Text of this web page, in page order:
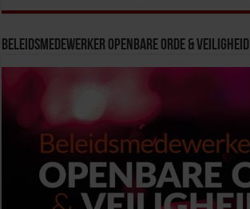
Beleidsmedewerker Openbare Orde & Veiligheid